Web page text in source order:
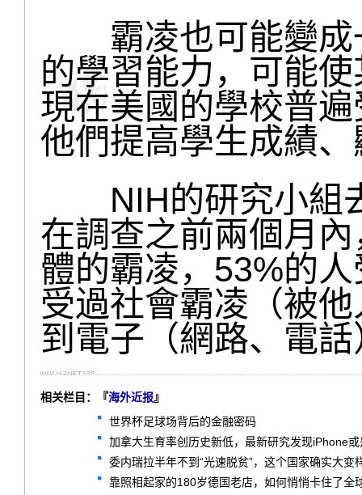
霸凌也可能變成
的學習能力，可能
現在美國的學校普
他們提高學生成績
NIH的研究小組
在調查之前兩個月
體的霸凌，53%的
受過社會霸凌（被
到電子（網路、電
相关栏目：『海外近报』
世界杯足球场背后的金融密码
加拿大生育率创历史新低，最新研究发现iPhone
委内瑞拉半年不到“光速脱贫”，这个国家确实大变
靠照相起家的180岁德国老店，如何悄悄卡住了全